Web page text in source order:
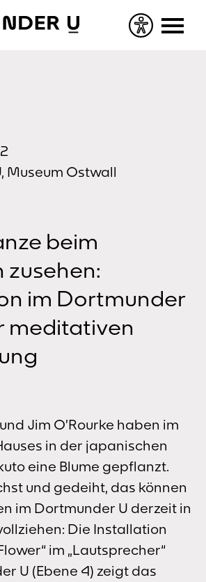
Museum Ostwall
beim
zusehen:
im Dortmunder
meditativen
Jim O’Rourke haben im
in der japanischen
eine Blume gepflanzt.
und gedeiht, das können
im Dortmunder U derzeit in
Die Installation
im „Lautsprecher“
U (Ebene 4) zeigt das